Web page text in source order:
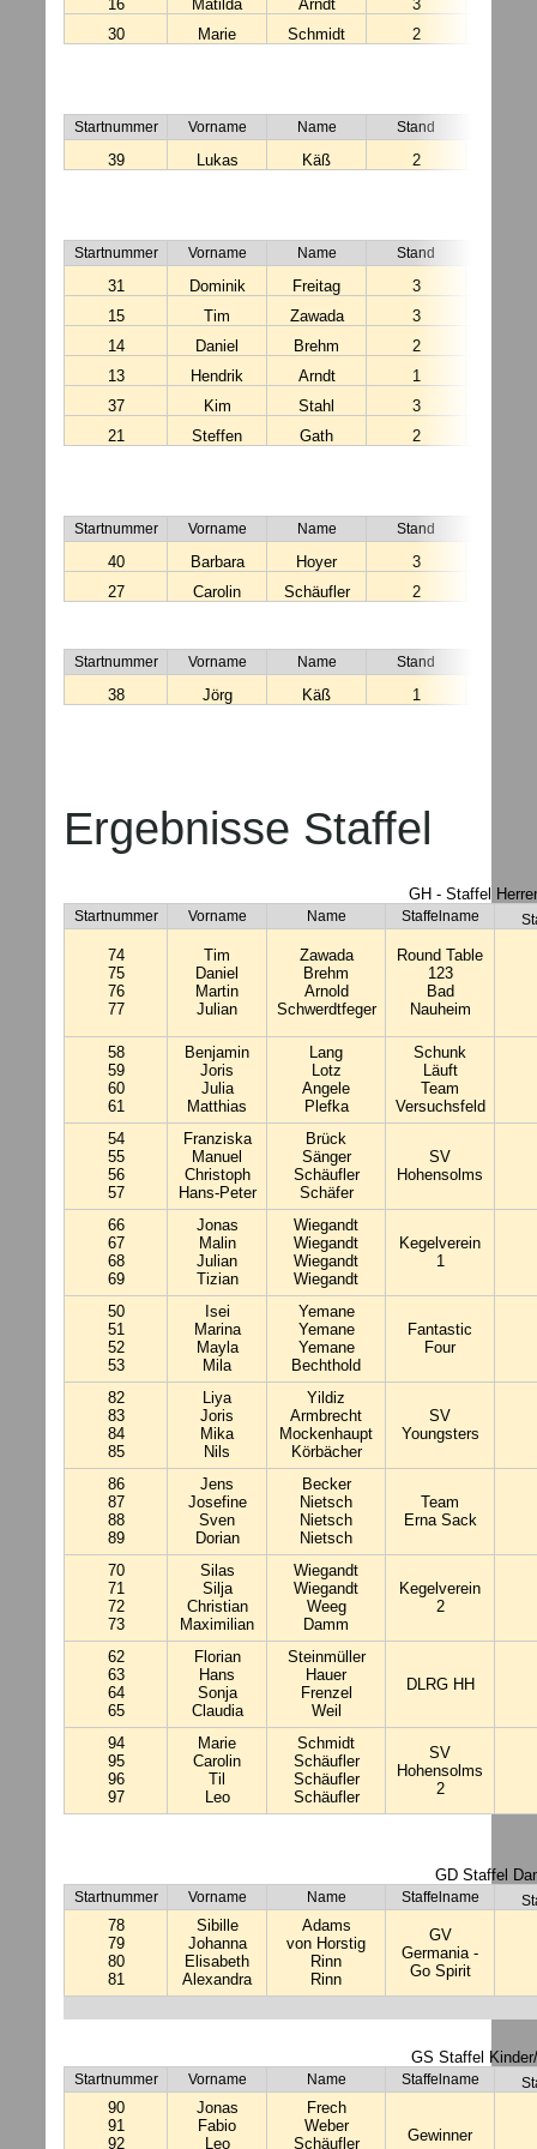
16
Matilda Arndt 3
30
Marie Schmidt 2
Startnummer Vorname Name Stand
39 Lukas Käß 2
Startnummer Vorname Name Stand
31 Dominik Freitag 3
15
Tim Zawada 3
14
Daniel Brehm 2
13
Hendrik Arndt 1
37
Kim Stahl 3
21
Steffen Gath 2
Startnummer Vorname Name Stand
40 Barbara Hoyer 3
27
Carolin Schäufler 2
Startnummer Vorname Name Stand
38 Jörg Käß 1
Ergebnisse Staffel
GH - Staffel
Startnummer Vorname Name Staffelname
74
75
76
77
Tim
Daniel
Martin
Julian
Zawada
Brehm
Arnold
Schwerdtfeger
Round Table
123
Bad
Nauheim
58
59
60
61
Benjamin
Joris
Julia
Matthias
Lang
Lotz
Angele
Plefka
Schunk
Läuft
Team
Versuchsfeld
54
55
56
57
Franziska
Manuel
Christoph
Hans-Peter
Brück
Sänger
Schäufler
Schäfer
SV
Hohensolms
66
67
68
69
Jonas
Malin
Julian
Tizian
Wiegandt
Wiegandt
Wiegandt
Wiegandt
Kegelverein
1
50
51
52
53
Isei
Marina
Mayla
Mila
Yemane
Yemane
Yemane
Bechthold
Fantastic
Four
82
83
84
85
Liya
Joris
Mika
Nils
Yildiz
Armbrecht
Mockenhaupt
Körbächer
SV
Youngsters
86
87
88
89
Jens
Josefine
Sven
Dorian
Becker
Nietsch
Nietsch
Nietsch
Team
Erna Sack
70
71
72
73
Silas
Silja
Christian
Maximilian
Wiegandt
Wiegandt
Weeg
Damm
Kegelverein
2
62
63
64
65
Florian
Hans
Sonja
Claudia
Steinmüller
Hauer
Frenzel
Weil
DLRG HH
94
95
96
97
Marie
Carolin
Til
Leo
Schmidt
Schäufler
Schäufler
Schäufler
SV
Hohensolms
2
GD Staffel
Startnummer Vorname Name Staffelname
78
79
80
81
Sibille
Johanna
Elisabeth
Alexandra
Adams
von Horstig
Rinn
Rinn
GV
Germania -
Go Spirit
GS Staffel
Startnummer Vorname Name Staffelname
90
91
92
Jonas
Fabio
Leo
Frech
Weber
Schäufler
Gewinner